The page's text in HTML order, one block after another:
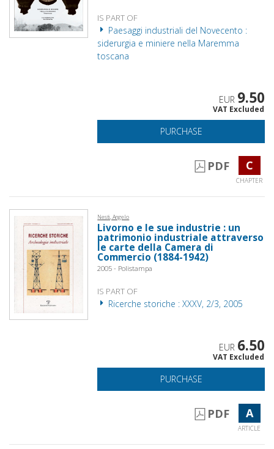
IS PART OF
Paesaggi industriali del Novecento :
siderurgia e miniere nella Maremma
toscana
EUR 9.50
VAT Excluded
PURCHASE
PDF C
CHAPTER
Nesti, Angelo
Livorno e le sue industrie : un
patrimonio industriale attraverso
le carte della Camera di
Commercio (1884-1942)
2005 - Polistampa
IS PART OF
Ricerche storiche : XXXV, 2/3, 2005
EUR 6.50
VAT Excluded
PURCHASE
PDF A
ARTICLE